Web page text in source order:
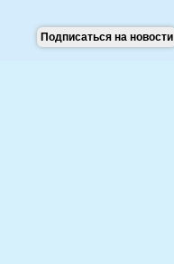
Подписаться на новости